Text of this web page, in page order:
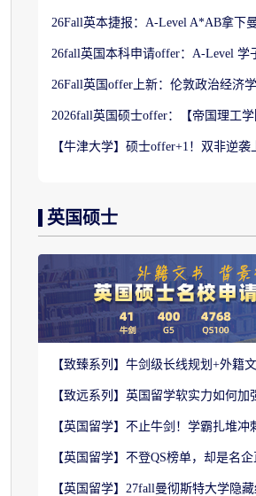
26Fall英本捷报：A-Level A*AB拿下
26fall英国本科申请offer：A-Level 学
26Fall英国offer上新：伦敦政治经济
2026fall英国硕士offer：【帝国理工学
【牛津大学】硕士offer+1！双非逆袭
英国硕士
【致臻系列】牛剑级长线规划+外籍
【致远系列】英国留学软实力如何加
【英国留学】不止牛剑！学霸扎堆冲
【英国留学】不登QS榜单，却是名企
【英国留学】27fall曼彻斯特大学隐